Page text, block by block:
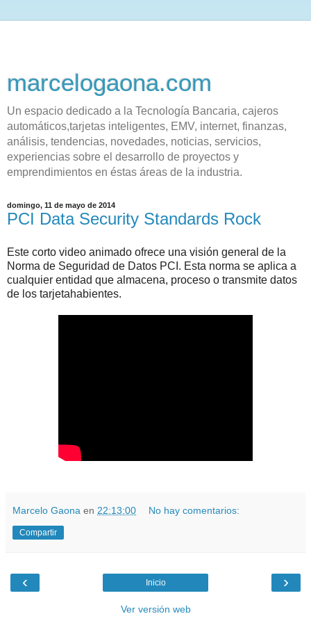
marcelogaona.com
Un espacio dedicado a la Tecnología Bancaria, cajeros
automáticos,tarjetas inteligentes, EMV, internet, finanzas,
análisis, tendencias, novedades, noticias, servicios,
experiencias sobre el desarrollo de proyectos y
emprendimientos en éstas áreas de la industria.
domingo, 11 de mayo de 2014
PCI Data Security Standards Rock
Este corto video animado ofrece una visión general de la
Norma de Seguridad de Datos PCI. Esta norma se aplica a
cualquier entidad que almacena, proceso o transmite datos
de los tarjetahabientes.
Marcelo Gaona en 22:13:00 No hay comentarios:
Compartir
‹ ›
Inicio
Ver versión web